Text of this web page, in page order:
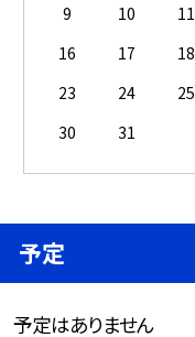
9
10 11
16
17 18
23
24 25
30
31
予定
予定はありません